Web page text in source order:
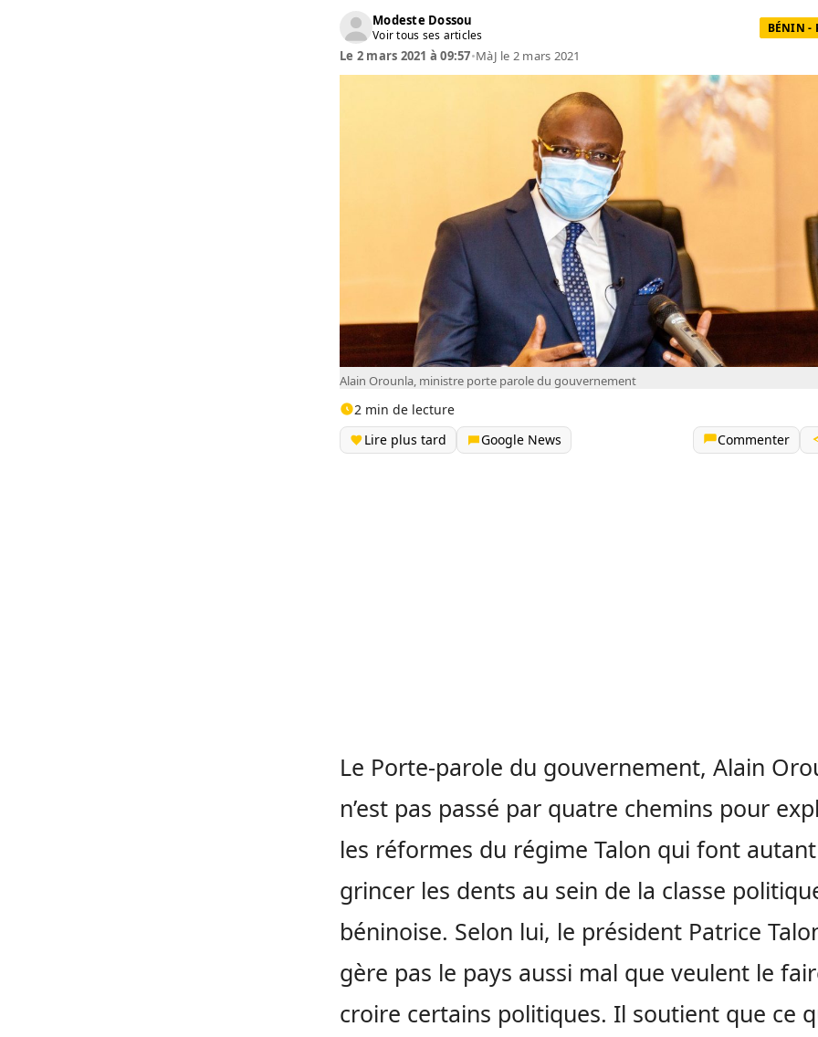
Modeste Dossou
Voir tous ses articles BÉNIN -
Le 2 mars 2021 à 09:57•MàJ le 2 mars 2021
Alain Orounla, ministre porte parole du gouvernement
2 min de lecture
Lire plus tard
Google News Commenter
Le Porte-parole du gouvernement, Alain
n’est pas passé par quatre chemins pour
les réformes du régime Talon qui font autant
grincer les dents au sein de la classe
béninoise. Selon lui, le président Patrice
gère pas le pays aussi mal que veulent le
croire certains politiques. Il soutient que ce